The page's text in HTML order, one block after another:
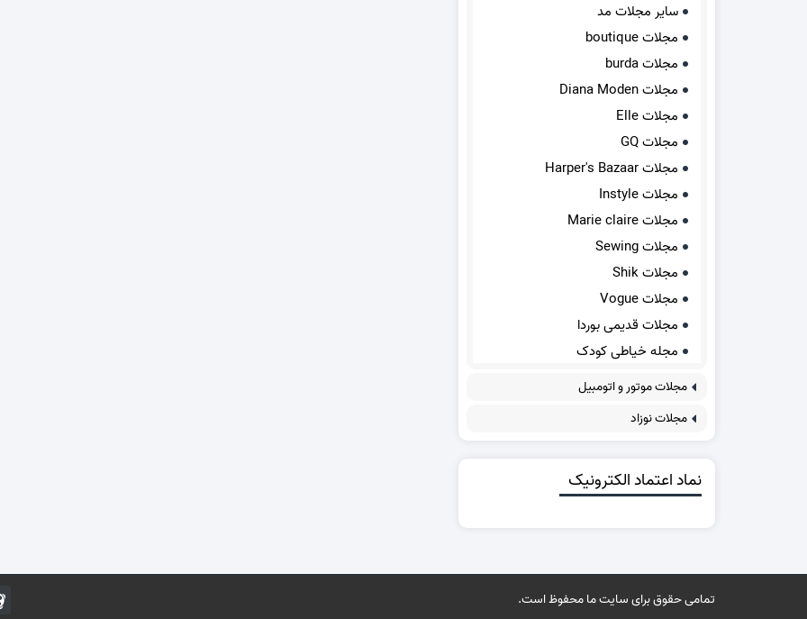
سایر مجلات مد
مجلات boutique
مجلات burda
مجلات Diana Moden
مجلات Elle
مجلات GQ
مجلات Harper's Bazaar
مجلات Instyle
مجلات Marie claire
مجلات Sewing
مجلات Shik
مجلات Vogue
مجلات قدیمی بوردا
مجله خیاطی کودک
مجلات موتور و اتومبیل
مجلات نوزاد
نماد اعتماد الکترونیک
تمامی حقوق برای سایت ما محفوظ است.